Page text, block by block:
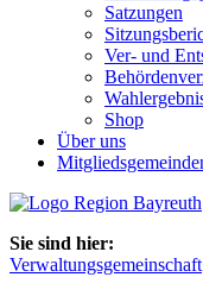
Satzungen
Ver- und
Shop
Über uns
Sie sind hier:
Verwaltungsgemeinschaft